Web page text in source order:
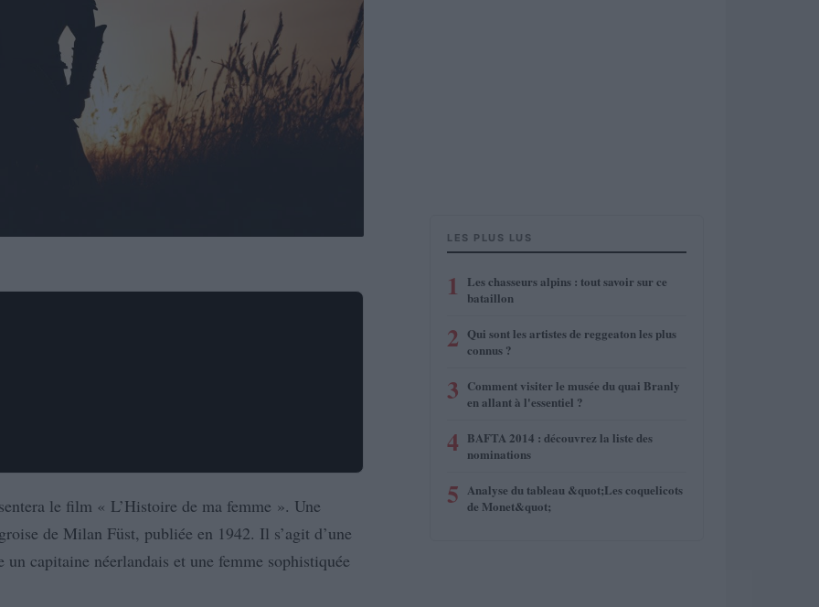
le film « L’Histoire de ma femme ». Une
de Milan Füst, publiée en 1942. Il s’agit d’une
capitaine néerlandais et une femme sophistiquée
LES PLUS LUS
1
Les chasseurs alpins : tout savoir sur ce
bataillon
2 Qui sont les artistes de reggeaton les plus
connus ?
3 Comment visiter le musée du quai Branly
en allant à l'essentiel ?
4 BAFTA 2014 : découvrez la liste des
nominations
5 Analyse du tableau &quot;Les coquelicots
de Monet&quot;